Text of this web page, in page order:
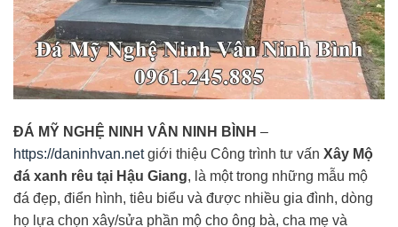
ĐÁ MỸ NGHỆ NINH VÂN NINH BÌNH –
https://daninhvan.netgiới thiệu Công trình tư vấn Xây Mộ
đá xanh rêu tại Hậu Giang, là một trong những mẫu mộ
đá đẹp, điển hình, tiêu biểu và được nhiều gia đình, dòng
họ lựa chọn xây/sửa phần mộ cho ông bà, cha mẹ và